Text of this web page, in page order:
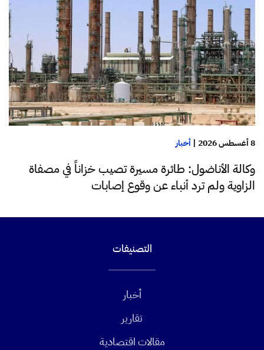
8 أغسطس 2026 | أخبار
وكالة الأناضول: طائرة مسيرة تصيب خزاناً في مصفاة
الزاوية ولم ترد أنباء عن وقوع إصابات
التصنيفات
أخبار
تقارير
مقالات اقتصادية